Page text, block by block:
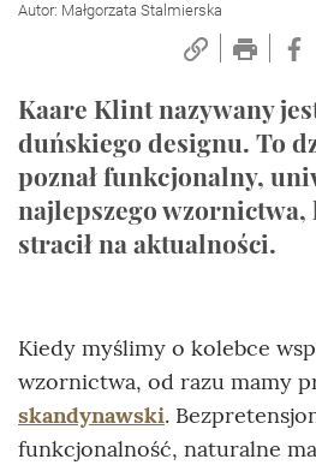
Autor: Małgorzata Stalmierska
Kaare Klint nazywany
duńskiego designu. To
poznał funkcjonalny,
najlepszego
stracił na aktualności.
Kiedy myślimy o kolebce
wzornictwa, od razu mamy
skandynawski.
funkcjonalność, naturalne